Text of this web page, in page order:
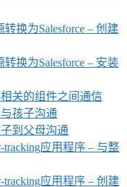
转换为Salesforce – 创建
转换为Salesforce – 安装
关的组件之间通信
孩子沟通
到父母沟通
tracking应用程序 – 与整
tracking应用程序 – 创建